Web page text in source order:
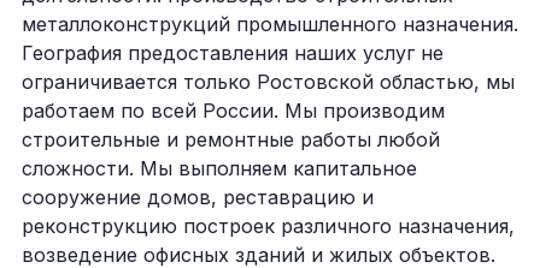
металлоконструкций промышленного назначения.
География предоставления наших услуг не
ограничивается только Ростовской областью, мы
работаем по всей России. Мы производим
строительные и ремонтные работы любой
сложности. Мы выполняем капитальное
сооружение домов, реставрацию и
реконструкцию построек различного назначения,
возведение офисных зданий и жилых объектов.